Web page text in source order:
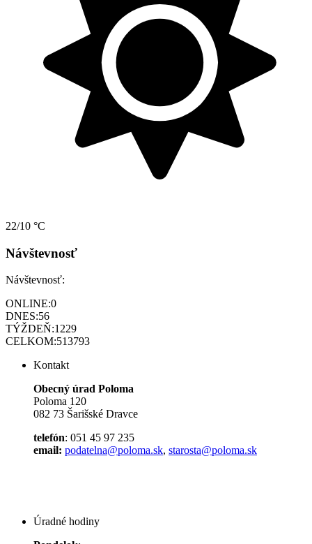
22/10 °C
Návštevnosť
Návštevnosť:
ONLINE:0
DNES:56
TÝŽDEŇ:1229
CELKOM:513793
Kontakt
Obecný úrad Poloma
Poloma 120
082 73 Šarišské Dravce
telefón: 051 45 97 235
email: podatelna@poloma.sk, starosta@poloma.sk
Úradné hodiny